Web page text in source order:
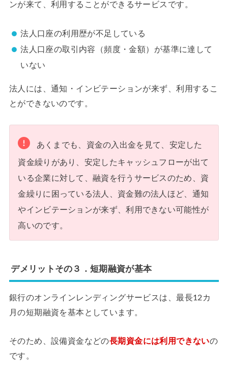
ンが来て、利用することができるサービスです。
法人口座の利用歴が不足している
法人口座の取引内容（頻度・金額）が基準に達して
いない
法人には、通知・インビテーションが来ず、利用するこ
とができないのです。
あくまでも、資金の入出金を見て、安定した
資金繰りがあり、安定したキャッシュフローが出て
いる企業に対して、融資を行うサービスのため、資
金繰りに困っている法人、資金難の法人ほど、通知
やインビテーションが来ず、利用できない可能性が
高いのです。
デメリットその３．短期融資が基本
銀行のオンラインレンディングサービスは、最長12カ
月の短期融資を基本としています。
そのため、設備資金などの長期資金には利用できないの
です。